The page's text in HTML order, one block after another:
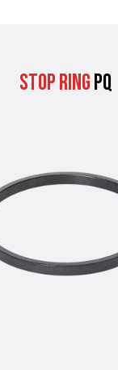
Stop RingPQ